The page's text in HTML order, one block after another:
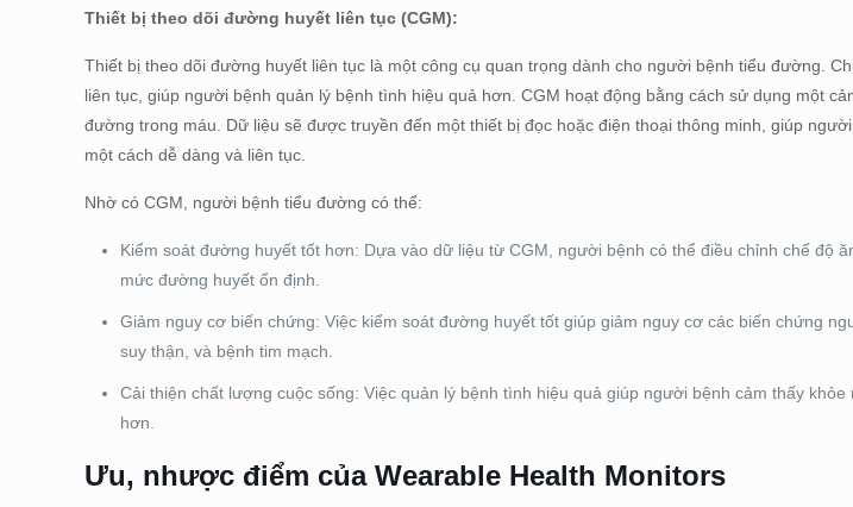
Thiết bị theo dõi đường huyết liên tục (CGM):
Thiết bị theo dõi đường huyết liên tục là một công cụ quan trọng dành cho người bệnh tiểu đường.
liên tục, giúp người bệnh quản lý bệnh tình hiệu quả hơn. CGM hoạt động bằng cách sử dụng một
đường trong máu. Dữ liệu sẽ được truyền đến một thiết bị đọc hoặc điện thoại thông minh, giúp
một cách dễ dàng và liên tục.
Nhờ có CGM, người bệnh tiểu đường có thể:
Kiểm soát đường huyết tốt hơn: Dựa vào dữ liệu từ CGM, người bệnh có thể điều chỉnh chế độ
mức đường huyết ổn định.
Giảm nguy cơ biến chứng: Việc kiểm soát đường huyết tốt giúp giảm nguy cơ các biến chứng
suy thận, và bệnh tim mạch.
Cải thiện chất lượng cuộc sống: Việc quản lý bệnh tình hiệu quả giúp người bệnh cảm thấy
hơn.
Ưu, nhược điểm của Wearable Health Monitors